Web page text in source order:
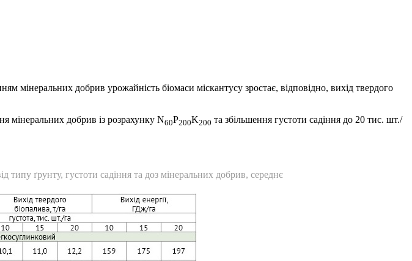
мінеральних добрив урожайність біомаси міскантусу зростає, відповідно, вихід твердого
мінеральних добрив із розрахунку N60P200K200 та збільшення густоти садіння до 20 тис. шт./
типу ґрунту, густоти садіння та доз мінеральних добрив, середнє